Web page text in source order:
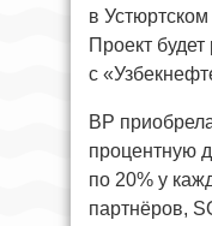
в
Проект
с
BP
процентную
по 20% у
партнёров,